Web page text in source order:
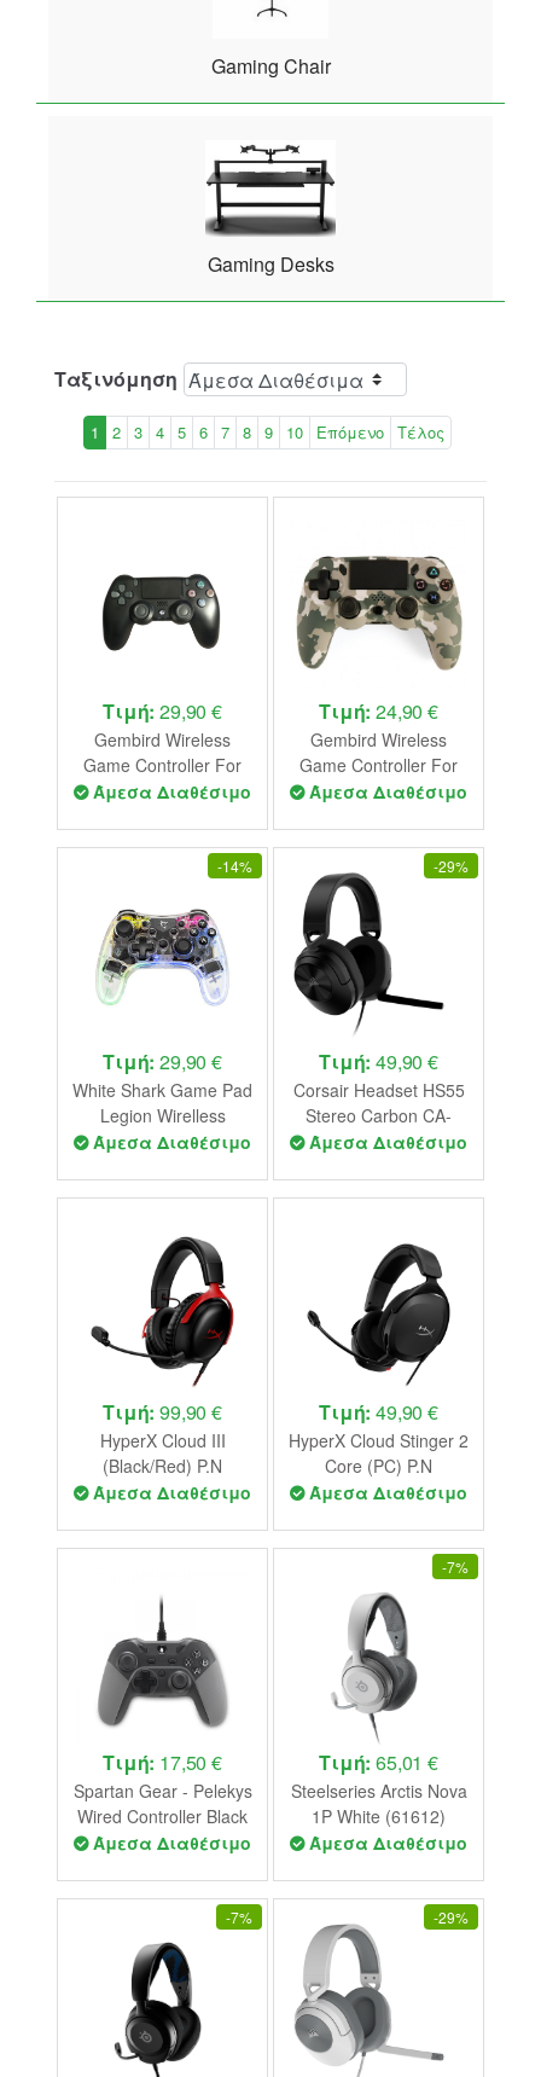
Gaming Chair
Gaming Desks
Ταξινόμηση
1 2 3 4 5 6 7 8 9 10 Επόμενο Τέλος
Τιμή:29,90 €
Gembird Wireless
Game Controller For
Pc/Ps4 Black
Άμεσα Διαθέσιμο
Τιμή:24,90 €
Gembird Wireless
Game Controller For
Pc/Ps4 Camo
Άμεσα Διαθέσιμο
-14%
Τιμή:29,90 €
White Shark Game Pad
Legion Wirelless
Controller
Άμεσα Διαθέσιμο
-29%
Τιμή:49,90 €
Corsair Headset HS55
Stereo Carbon CA-
9011260-EU
Άμεσα Διαθέσιμο
Τιμή:99,90 €
HyperX Cloud III
(Black/Red) P.N
727A9AA
Άμεσα Διαθέσιμο
Τιμή:49,90 €
HyperX Cloud Stinger 2
Core (PC) P.N
683L9AA
Άμεσα Διαθέσιμο
Τιμή: 17,50 €
Spartan Gear - Pelekys
Wired Controller Black
PC - PS3
Άμεσα Διαθέσιμο
-7%
Τιμή:65,01 €
Steelseries Arctis Nova
1P White (61612)
Άμεσα Διαθέσιμο
-7% -29%